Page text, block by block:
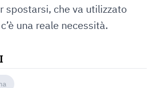
spostarsi, che va utilizzato
una reale necessità.